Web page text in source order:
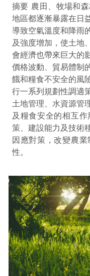
摘要 農田、牧場和
地區都逐漸暴露在日
導致空氣溫度和降雨
及強度增加，使土地
會經濟也帶來巨大的
價格波動、貿易體制
餓和糧食不安全的風
行一系列規劃性調適
土地管理、水資源管
及糧食安全的相互
策、建設能力及技術
因應對策，改變農
性。